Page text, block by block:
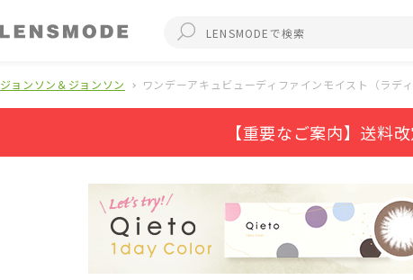
ジョンソン＆ジョンソン ワンデーアキュビューディファインモイスト（ラデ
【重要なご案内】送料